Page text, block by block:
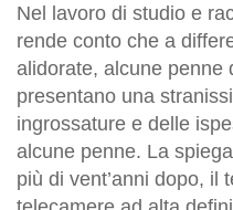
Nel lavoro di studio e
rende conto che a
alidorate, alcune penne
presentano una
ingrossature e delle
alcune penne. La
più di vent’anni dopo, il